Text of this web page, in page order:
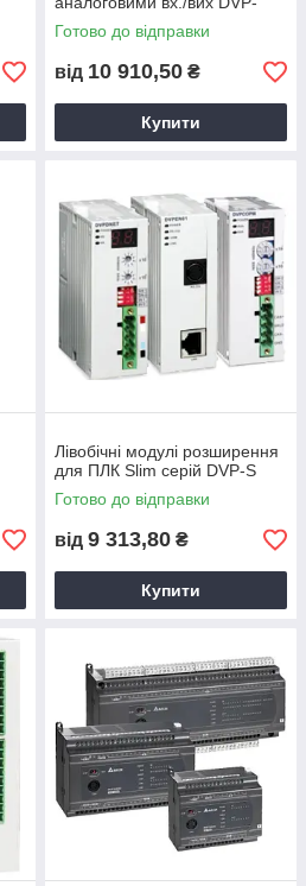
SX2
Готово до відправки
від 10 910,50 ₴
Купити
Лівобічні модулі розширення
для ПЛК Slim серій DVP-S
Готово до відправки
від 9 313,80 ₴
Купити